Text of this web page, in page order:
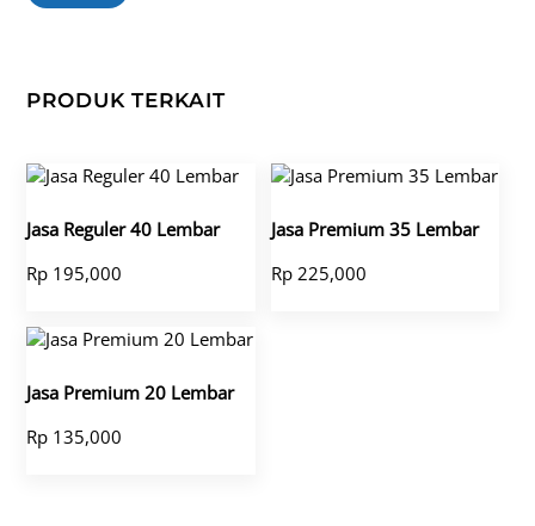
PRODUK TERKAIT
Jasa Reguler 40 Lembar
Rp 195,000
Jasa Premium 35 Lembar
Rp225,000
Jasa Premium 20 Lembar
Rp 135,000